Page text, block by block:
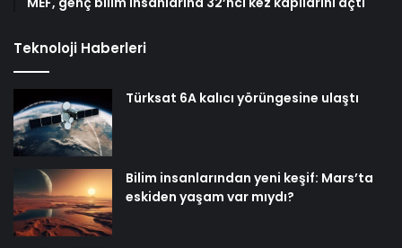
Teknoloji Haberleri
Türksat 6A kalıcı yörüngesine ulaştı
Bilim insanlarından yeni keşif: Mars’ta
eskiden yaşam var mıydı?